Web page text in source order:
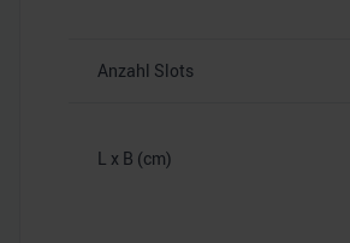
Anzahl Slots
L x B (cm)